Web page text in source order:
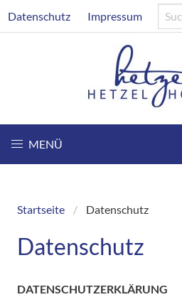
zum
Datenschutz Impressum
MENÜ
Breadcrumb
Startseite Datenschutz
Datenschutz
DATENSCHUTZERKLÄRUNG